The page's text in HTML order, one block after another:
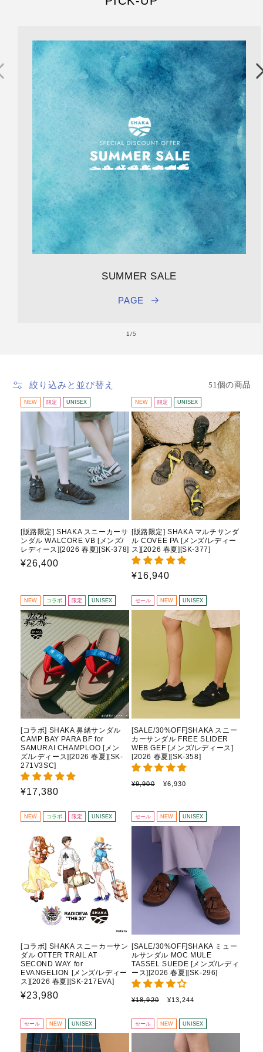
SUMMER SALE
PAGE
1/の
5
絞り込みと並び替え 51個の商品
NEW 限定 UNISEX
[販路限定] SHAKA スニーカーサ
ンダル WALCORE VB [メンズ/
レディース][2026 春夏][SK-378]
通
格
¥26,400
NEW 限定 UNISEX
[販路限定] SHAKA マルチサンダ
ル COVEE PA [メンズ/レディー
ス][2026 春夏][SK-377]
通
価
¥16,940
NEW コラボ 限定 UNISEX
[コラボ] SHAKA 鼻緒サンダル
CAMP BAY PARA BF for
SAMURAI CHAMPLOO [メン
ズ/レディース][2026 春夏][SK-
271V3SC]
通
価
¥17,380
セール NEW UNISEX
[SALE/30%OFF]SHAKA スニー
カーサンダル FREE SLIDER
WEB GEF [メンズ/レディース]
[2026 春夏][SK-358]
通
格
¥9,900
セ
価
格
¥6,930
NEW コラボ 限定 UNISEX
[コラボ] SHAKA スニーカーサン
ダル OTTER TRAIL AT
SECOND WAY for
EVANGELION [メンズ/レディー
ス][2026 春夏][SK-217EVA]
通
価
格
¥23,980
セール NEW UNISEX
[SALE/30%OFF]SHAKA ミュー
ルサンダル MOC MULE
TASSEL SUEDE [メンズ/レディ
ース][2026 春夏][SK-296]
通
価
格
¥18,920
セ
ル
価
格
¥13,244
セール NEW UNISEX セール NEW UNISEX